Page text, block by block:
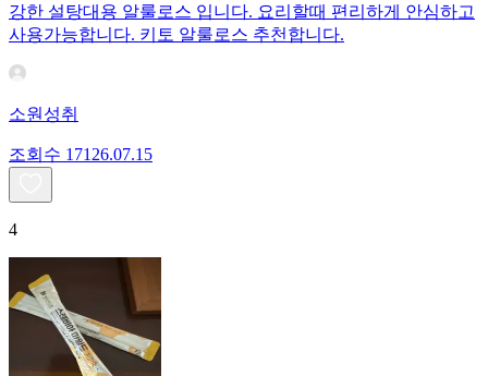
강한 설탕대용 알룰로스 입니다. 요리할때 편리하게 안심하고
사용가능합니다. 키토 알룰로스 추천합니다.
소원성취
조회수 171 26.07.15
4